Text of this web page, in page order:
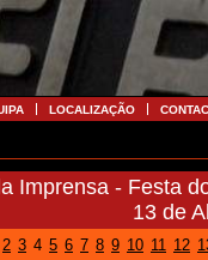
LOCALIZAÇÃO
Imprensa - Festa
13 de
2 3 4 5 6 7 8 9 10 11 12